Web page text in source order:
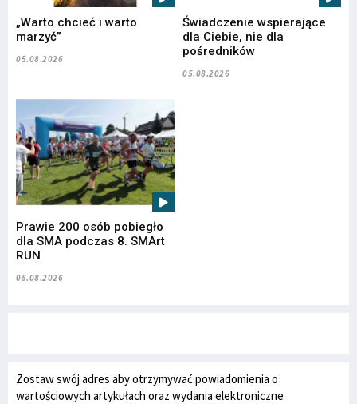
„Warto chcieć i warto
marzyć”
05.08.2026
Świadczenie wspierające
dla Ciebie, nie dla
pośredników
05.08.2026
Prawie 200 osób pobiegło
dla SMA podczas 8. SMArt
RUN
05.08.2026
Zostaw swój adres aby otrzymywać powiadomienia o
wartościowych artykułach oraz wydania elektroniczne